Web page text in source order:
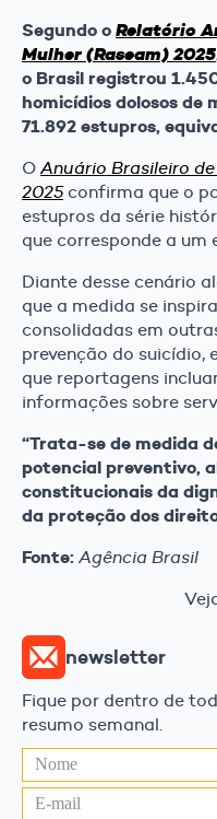
Segundo o Relatório
Mulher (Raseam) 2025
o Brasil registrou
homicídios dolosos de
71.892 estupros,
O Anuário Brasileiro
2025confirma que o
estupros da série
que corresponde a um
Diante desse cenário
que a medida se
consolidadas em
prevenção do suicídio,
que reportagens
informações sobre
“Trata-se de medida
potencial preventivo,
constitucionais da
da proteção dos
Fonte: Agência Brasil
newsletter
Fique por dentro de
resumo semanal.